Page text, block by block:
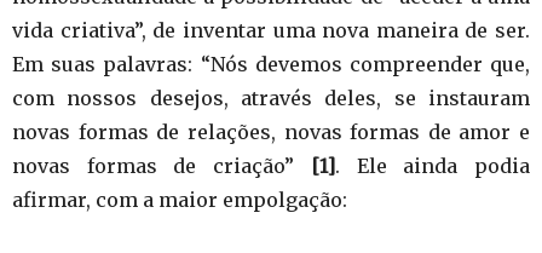
vida criativa”, de inventar uma nova maneira de ser.
Em suas palavras: “Nós devemos compreender que,
com nossos desejos, através deles, se instauram
novas formas de relações, novas formas de amor e
novas formas de criação”
[1] . Ele ainda podia
afirmar, com a maior empolgação: